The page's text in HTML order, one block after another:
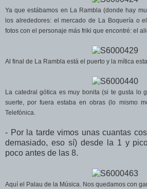
Ya que estábamos en La Rambla (donde hay
los alrededores: el mercado de La Boquería o
fotos con el personaje más friki que encontré: el
Al final de La Rambla está el puerto y la mítica
La catedral gótica es muy bonita (si te gusta lo
suerte, por fuera estaba en obras (lo mismo
Telefónica.
- Por la tarde vimos unas cuantas
demasiado, eso sí) desde la 1 y
poco antes de las 8.
Aquí el Palau de la Música. Nos quedamos con